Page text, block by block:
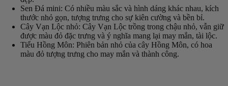
Sen Đá mini: Có nhiều màu sắc và hình dáng khác nhau, kích
thước nhỏ gọn, tượng trưng cho sự kiên cường và bền bỉ.
Cây Vạn Lộc nhỏ: Cây Vạn Lộc trồng trong chậu nhỏ, vẫn giữ
được màu đỏ đặc trưng và ý nghĩa mang lại may mắn, tài lộc.
Tiểu Hồng Môn: Phiên bản nhỏ của cây Hồng Môn, có hoa
màu đỏ tượng trưng cho may mắn và thành công.